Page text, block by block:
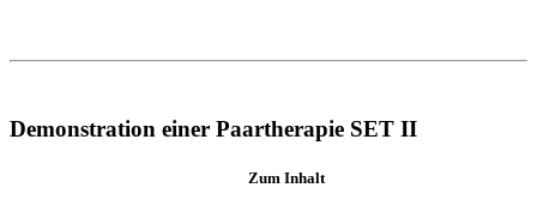
Demonstration einer Paartherapie SET II
Zum Inhalt